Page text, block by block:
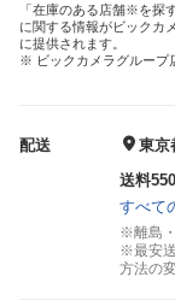
「在庫のある店舗※を探
に関する情報がビックカ
に提供されます。
※ ビックカメラグループ
配送
東京
送料
すべて
※離島
※最安
方法の